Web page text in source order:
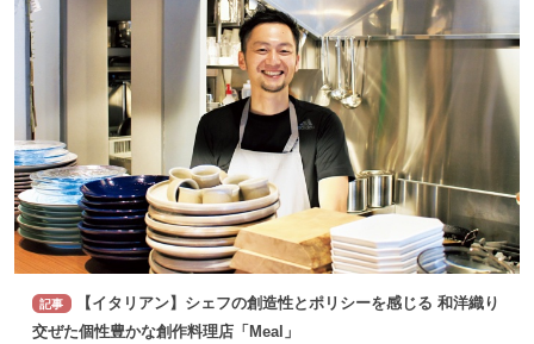
記事
【イタリアン】シェフの創造性とポリシーを感じる 和洋織り
交ぜた個性豊かな創作料理店「Meal」